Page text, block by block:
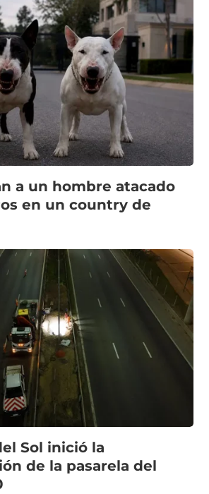
a un hombre atacado
en un country de
Sol inició la
de la pasarela del